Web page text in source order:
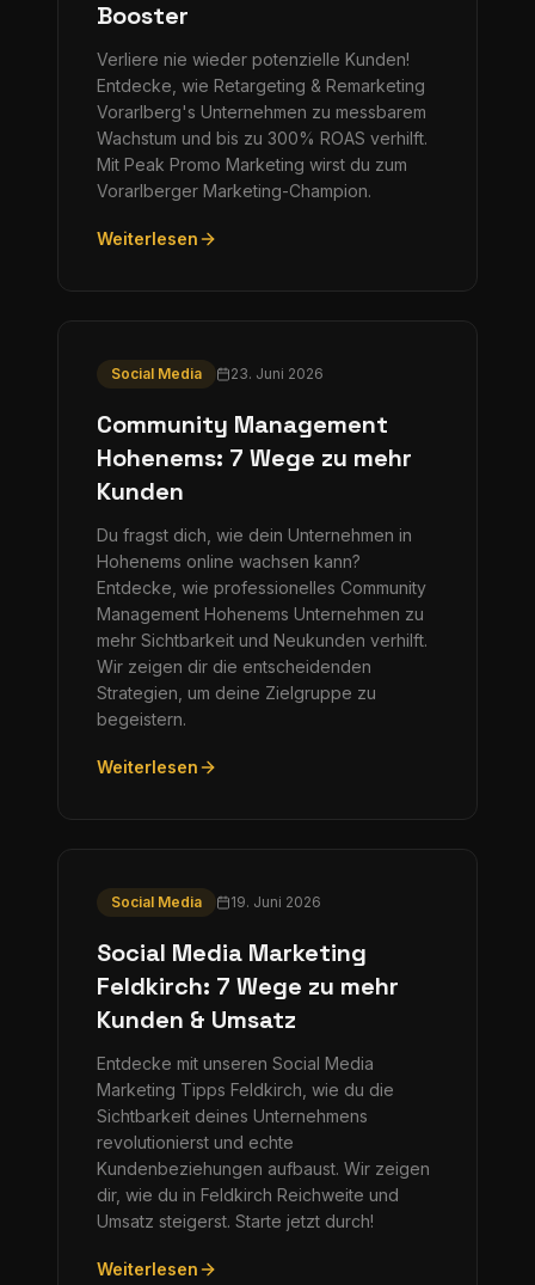
Booster
Verliere nie wieder potenzielle Kunden!
Entdecke, wie Retargeting & Remarketing
Vorarlberg's Unternehmen zu messbarem
Wachstum und bis zu 300% ROAS verhilft.
Mit Peak Promo Marketing wirst du zum
Vorarlberger Marketing-Champion.
Weiterlesen
Social Media 23. Juni 2026
Community Management
Hohenems: 7 Wege zu mehr
Kunden
Du fragst dich, wie dein Unternehmen in
Hohenems online wachsen kann?
Entdecke, wie professionelles Community
Management Hohenems Unternehmen zu
mehr Sichtbarkeit und Neukunden verhilft.
Wir zeigen dir die entscheidenden
Strategien, um deine Zielgruppe zu
begeistern.
Weiterlesen
Social Media 19. Juni 2026
Social Media Marketing
Feldkirch: 7 Wege zu mehr
Kunden & Umsatz
Entdecke mit unseren Social Media
Marketing Tipps Feldkirch, wie du die
Sichtbarkeit deines Unternehmens
revolutionierst und echte
Kundenbeziehungen aufbaust. Wir zeigen
dir, wie du in Feldkirch Reichweite und
Umsatz steigerst. Starte jetzt durch!
Weiterlesen